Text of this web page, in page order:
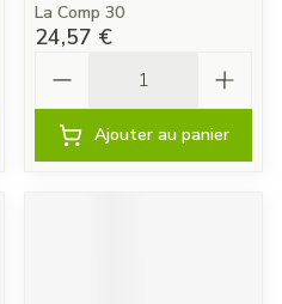
La Comp 30
24,57 €
Ajouter au panier